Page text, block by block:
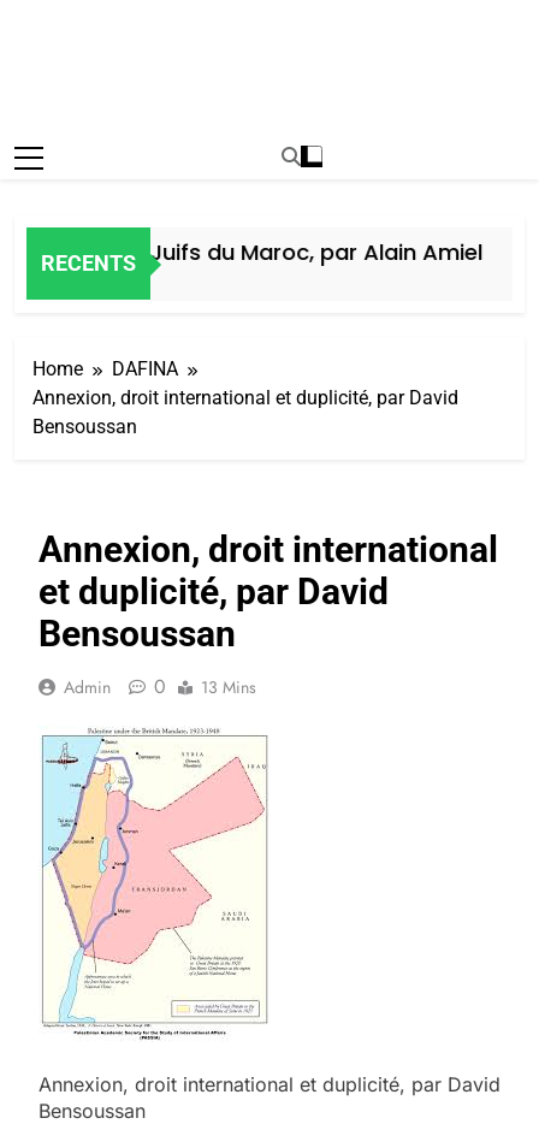
RECENTS
des Juifs du Maroc, par Alain Amiel
Home
DAFINA
Annexion, droit international et duplicité, par David
Bensoussan
Annexion, droit international
et duplicité, par David
Bensoussan
Admin 0 13 Mins
Annexion, droit international et duplicité, par David
Bensoussan